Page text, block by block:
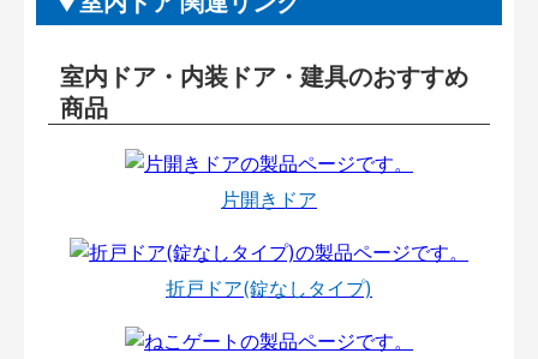
室内ドア・内装ドア・建具のおすすめ
商品
片開きドア
折戸ドア(錠なしタイプ)